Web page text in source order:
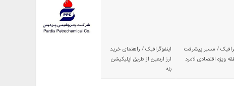
/ مسیر پیشرفت
ویژه اقتصادی لامرد
اینفوگرافیک / راهنمای خرید
ارز اربعین از طریق اپلیکیشن
بله